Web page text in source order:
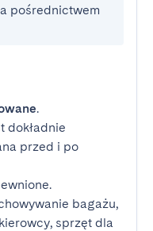
pośrednictwem
.
dokładnie
przed i po
bagażu,
sprzęt dla